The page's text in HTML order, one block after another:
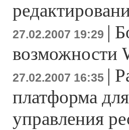
27.02.2007 19:29 |
возможности
27.02.2007 16:35 |
платформа
управления